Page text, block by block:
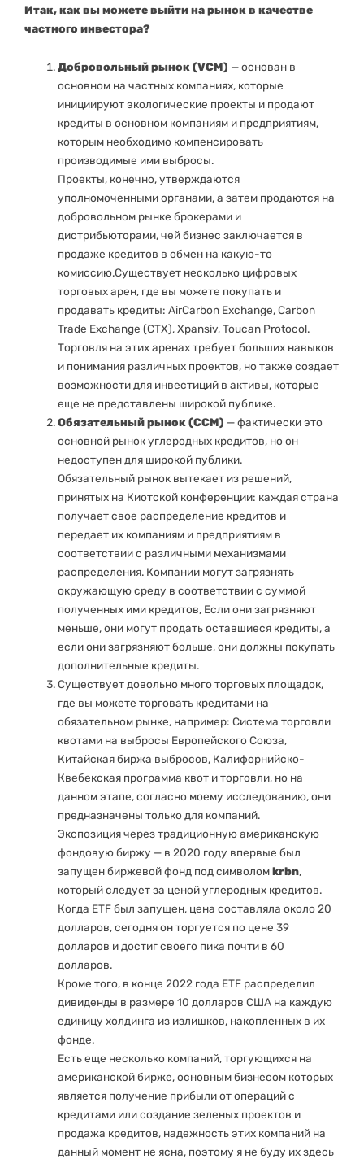
Итак, как вы можете выйти на рынок в качестве
частного инвестора?
Добровольный рынок (VCM) — основан в
основном на частных компаниях, которые
инициируют экологические проекты и продают
кредиты в основном компаниям и предприятиям,
которым необходимо компенсировать
производимые ими выбросы.
Проекты, конечно, утверждаются
уполномоченными органами, а затем продаются на
добровольном рынке брокерами и
дистрибьюторами, чей бизнес заключается в
продаже кредитов в обмен на какую-то
комиссию.Существует несколько цифровых
торговых арен, где вы можете покупать и
продавать кредиты: AirCarbon Exchange, Carbon
Trade Exchange (CTX), Xpansiv, Toucan Protocol.
Торговля на этих аренах требует больших навыков
и понимания различных проектов, но также создает
возможности для инвестиций в активы, которые
еще не представлены широкой публике.
Обязательный рынок (CCM) — фактически это
основной рынок углеродных кредитов, но он
недоступен для широкой публики.
Обязательный рынок вытекает из решений,
принятых на Киотской конференции: каждая страна
получает свое распределение кредитов и
передает их компаниям и предприятиям в
соответствии с различными механизмами
распределения. Компании могут загрязнять
окружающую среду в соответствии с суммой
полученных ими кредитов, Если они загрязняют
меньше, они могут продать оставшиеся кредиты, а
если они загрязняют больше, они должны покупать
дополнительные кредиты.
Существует довольно много торговых площадок,
где вы можете торговать кредитами на
обязательном рынке, например: Система торговли
квотами на выбросы Европейского Союза,
Китайская биржа выбросов, Калифорнийско-
Квебекская программа квот и торговли, но на
данном этапе, согласно моему исследованию, они
предназначены только для компаний.
Экспозиция через традиционную американскую
фондовую биржу — в 2020 году впервые был
запущен биржевой фонд под символомkrbn,
который следует за ценой углеродных кредитов.
Когда ETF был запущен, цена составляла около 20
долларов, сегодня он торгуется по цене 39
долларов и достиг своего пика почти в 60
долларов.
Кроме того, в конце 2022 года ETF распределил
дивиденды в размере 10 долларов США на каждую
единицу холдинга из излишков, накопленных в их
фонде.
Есть еще несколько компаний, торгующихся на
американской бирже, основным бизнесом которых
является получение прибыли от операций с
кредитами или создание зеленых проектов и
продажа кредитов, надежность этих компаний на
данный момент не ясна, поэтому я не буду их здесь